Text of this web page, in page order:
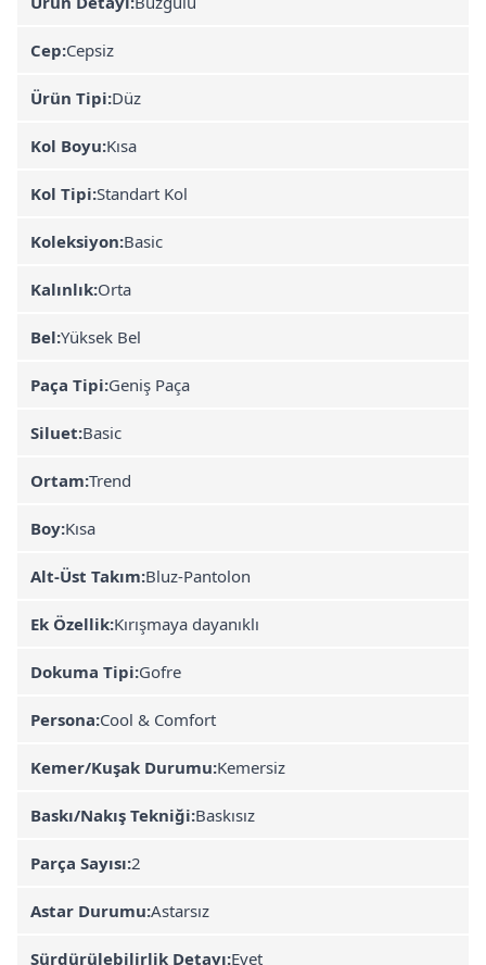
Cep:Cepsiz
Ürün Tipi:Düz
Kol Boyu:Kısa
Kol Tipi:Standart Kol
Koleksiyon:Basic
Kalınlık:Orta
Bel:Yüksek Bel
Paça Tipi:Geniş Paça
Siluet:Basic
Ortam:Trend
Boy:Kısa
Alt-Üst Takım:Bluz-Pantolon
Ek Özellik:Kırışmaya dayanıklı
Dokuma Tipi:Gofre
Persona:Cool & Comfort
Kemer/Kuşak Durumu:Kemersiz
Baskı/Nakış Tekniği:Baskısız
Parça Sayısı:2
Astar Durumu:Astarsız
Sürdürülebilirlik Detayı:Evet